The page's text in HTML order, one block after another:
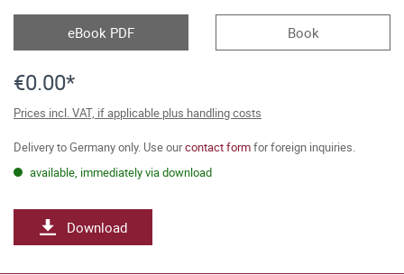
eBook PDF Book
€0.00*
Prices incl. VAT, if applicable plus handling costs
Delivery to Germany only. Use ourcontact formfor foreign inquiries.
available, immediately via download
Download